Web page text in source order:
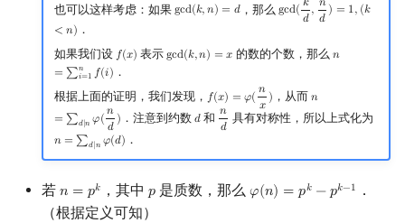
DP 套 DP
DP 优化
其它 DP 方法
广义后缀自动机
后缀树
Manacher
回文树
序列自动机
形式幂级数复合|复合逆
普通生成函数
指数生成函数
Pólya 计数
图论计数
划分树
二叉搜索树 & 平衡树
可持久化数据结构
树套树
环计数问题
最小环
欧拉图
哈密顿图
计算几何杂项
主元素问题
Garsia–Wachs 算法
15-puzzle
Kahan 求和
珂朵莉树/颜色段均摊
也可以这样考虑：如果 gcd(𝑘,𝑛) = 𝑑
gcd(k, n)= d ，那么 gcd( 𝑘
𝑑, 𝑛
𝑑 ) = 1, (𝑘
< 𝑛)
gcd(kd nd) =1 (k <n
．
如果我们设 𝑓(𝑥)
f(x) 表示 gcd(𝑘,𝑛) = 𝑥
gcd(k,n)= x 的数的个数，那么 𝑛
= ∑𝑛
𝑖=1 𝑓(𝑖)
n=
．
根据上面的证明，我们发现， 𝑓(𝑥) = 𝜑( 𝑛
𝑥 )
f(x)= φ(nx) ，从而 𝑛
= ∑𝑑∣𝑛 𝜑(𝑛
𝑑 )
n
．注意到约数 𝑑
d和 𝑛
𝑑
nd 具有对称性，所以上式化为
𝑛 = ∑𝑑∣𝑛 𝜑(𝑑)
n=∑d∣nφ( d) ．
若 𝑛 = 𝑝𝑘
n =p k ，其中𝑝
p 是质数，那么𝜑(𝑛) = 𝑝𝑘 −𝑝𝑘−1
φ(n) =p k−pk−1
．
（根据定义可知）